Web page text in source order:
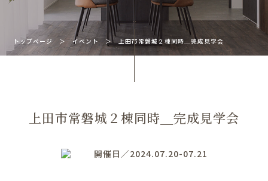
トップページ ＞イベント ＞上田市常磐城２棟同時＿完成見学会
上田市常磐城２棟同時＿完成見学会
開催日／2024.07.20-07.21